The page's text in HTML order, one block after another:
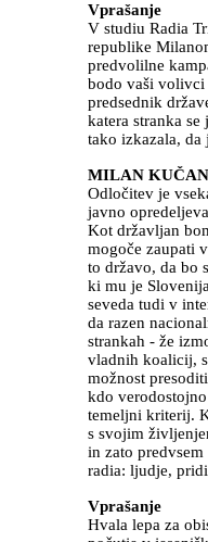
Vprašanje
V studiu Radia
republike
predvolilne
bodo vaši
predsednik
katera stranka
tako izkazala, da
MILAN KUČAN
Odločitev je
javno
Kot državljan
mogoče zaupati
to državo, da bo
ki mu je
seveda tudi v
da razen
strankah - že
vladnih koalicij,
možnost
kdo
temeljni kriterij.
s svojim
in zato
radia: ljudje,
Vprašanje
Hvala lepa za